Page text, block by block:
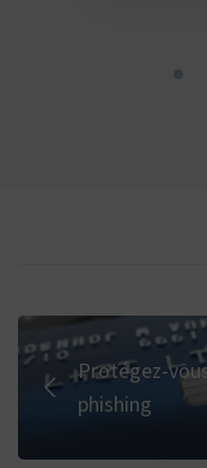
Protégez-
phishing